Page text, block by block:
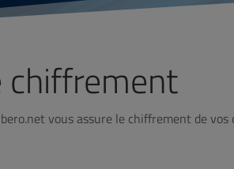
vous assure le chiffrement de